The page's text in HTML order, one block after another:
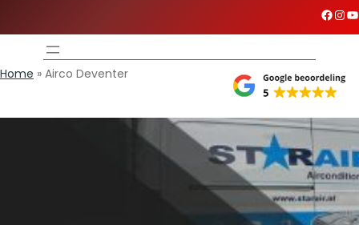
# InstagramYouTube
Home » Airco Deventer